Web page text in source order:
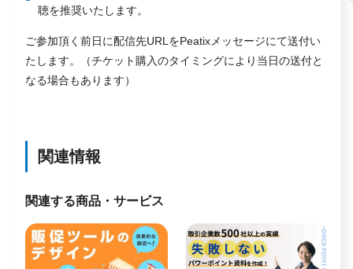
聴を推奨いたします。
ご参加頂く前日に配信先URLをPeatixメッセージにて送付い
たします。（チケット購入のタイミングにより当日の送付と
なる場合もあります）
関連情報
関連する商品・サービス